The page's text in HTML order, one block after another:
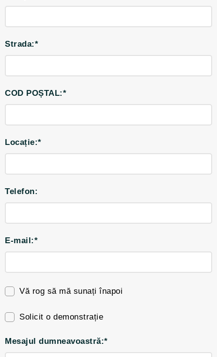
Strada:*
COD POȘTAL:*
Locație:*
Telefon:
E-mail:*
Vă rog să mă sunați înapoi
Solicit o demonstrație
Mesajul dumneavoastră:*